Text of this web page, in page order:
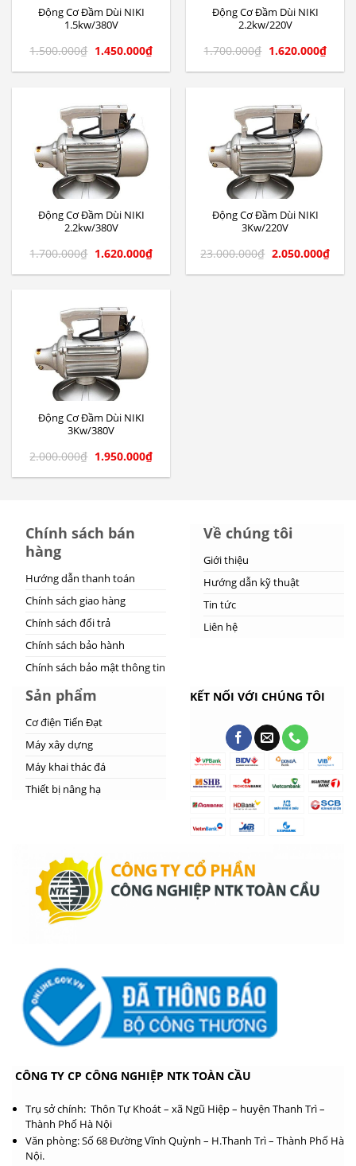
Động Cơ Đầm Dùi NIKI
1.5kw/380V
1.500.000₫ 1.450.000₫
Động Cơ Đầm Dùi NIKI
2.2kw/220V
1.700.000₫ 1.620.000₫
Động Cơ Đầm Dùi NIKI
2.2kw/380V
1.700.000₫ 1.620.000₫
Động Cơ Đầm Dùi NIKI
3Kw/220V
23.000.000₫ 2.050.000₫
Động Cơ Đầm Dùi NIKI
3Kw/380V
2.000.000₫ 1.950.000₫
Chính sách bán
hàng
Hướng dẫn thanh toán
Chính sách giao hàng
Chính sách đổi trả
Chính sách bảo hành
Chính sách bảo mật thông tin
Về chúng tôi
Giới thiệu
Hướng dẫn kỹ thuật
Tin tức
Liên hệ
Sản phẩm
Cơ điện Tiến Đạt
Máy xây dựng
Máy khai thác đá
Thiết bị nâng hạ
KẾT NỐI VỚI CHÚNG TÔI
CÔNG TY CP CÔNG NGHIỆP NTK TOÀN CẦU
Trụ sở chính: Thôn Tự Khoát – xã Ngũ Hiệp – huyện Thanh Trì –
Thành Phố Hà Nội
Văn phòng: Số 68 Đường Vĩnh Quỳnh – H.Thanh Trì – Thành Phố Hà
Nội.